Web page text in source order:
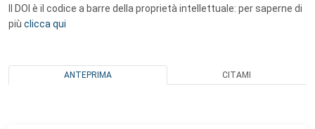
Il DOI è il codice a barre della proprietà intellettuale: per saperne di
più clicca qui
ANTEPRIMA CITAMI